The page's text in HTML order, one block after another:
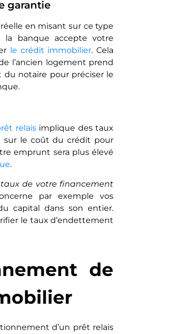
garantie
en misant sur ce type
banque accepte votre
le crédit immobilier. Cela
l’ancien logement prend
du notaire pour préciser le
relaisimplique des taux
sur le coût du crédit pour
emprunt sera plus élevé
.
de votre financement
par exemple vos
capital dans son entier.
le taux d’endettement
de
d’un prêt relais